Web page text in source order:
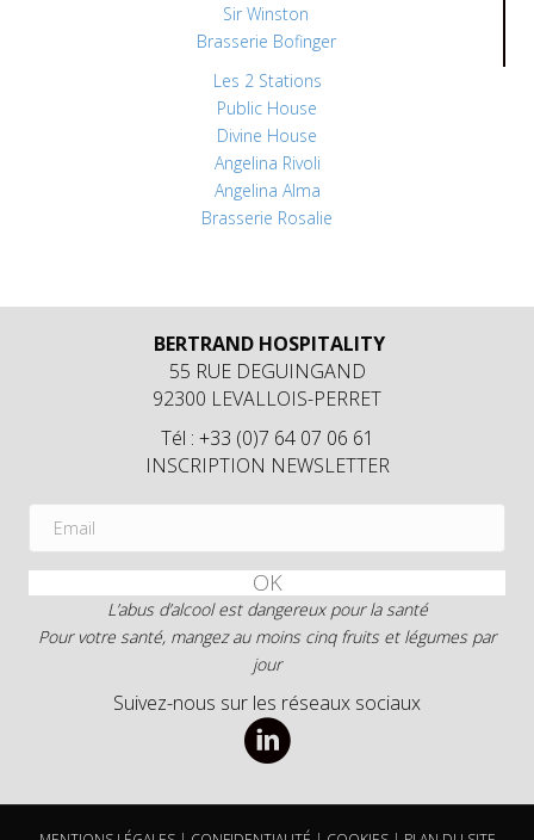
Sir Winston
Brasserie Bofinger
Les 2 Stations
Public House
Divine House
Angelina Rivoli
Angelina Alma
Brasserie Rosalie
BERTRAND HOSPITALITY
55 RUE DEGUINGAND
92300 LEVALLOIS-PERRET
Tél : +33 (0)7 64 07 06 61
INSCRIPTION NEWSLETTER
OK
L’abus d’alcool est dangereux pour la santé
Pour votre santé, mangez au moins cinq fruits et légumes par
jour
Suivez-nous sur les réseaux sociaux